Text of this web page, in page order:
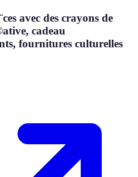
avec des crayons de
cadeau
fournitures culturelles